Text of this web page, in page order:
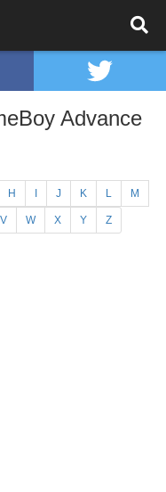
Advance
H J K L M
V W X Y Z